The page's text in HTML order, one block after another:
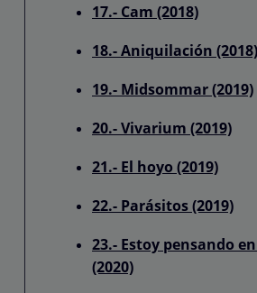
17.- Cam (2018)
18.- Aniquilación (2018)
19.- Midsommar (2019)
20.- Vivarium (2019)
21.- El hoyo (2019)
22.- Parásitos (2019)
23.- Estoy pensando
(2020)